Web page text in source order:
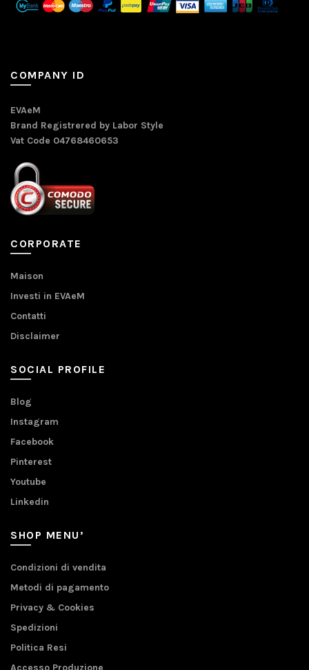
COMPANY ID
EVAeM
Brand Registrered by Labor Style
Vat Code 04768460653
CORPORATE
Maison
Investi in EVAeM
Contatti
Disclaimer
SOCIAL PROFILE
Blog
Instagram
Facebook
Pinterest
Youtube
Linkedin
SHOP MENU’
Condizioni di vendita
Metodi di pagamento
Privacy & Cookies
Spedizioni
Politica Resi
Accesso Produzione